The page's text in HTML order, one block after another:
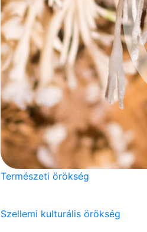
Természeti örökség
Szellemi kulturális örökség